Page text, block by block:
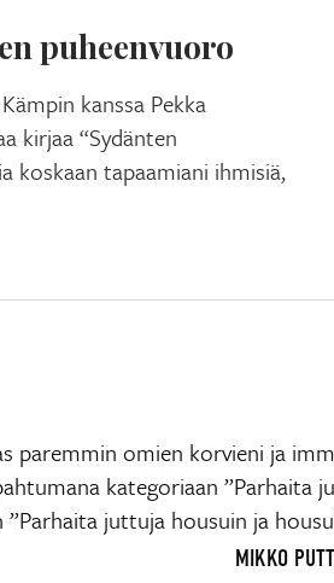
puheenvuoro
kanssa Pekka
kirjaa “Sydänten
koskaan tapaamiani ihmisiä,
paremmin omien korvieni ja
kategoriaan ”Parhaita
”Parhaita juttuja housuin ja
MIKKO